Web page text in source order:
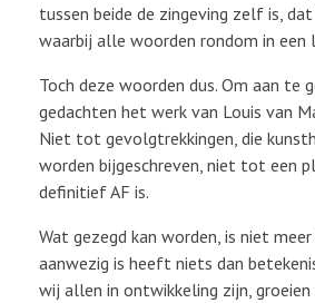
tussen beide de zingeving zelf is,
waarbij alle woorden rondom in een
Toch deze woorden dus. Om aan te
gedachten het werk van Louis van
Niet tot gevolgtrekkingen, die
worden bijgeschreven, niet tot een
definitief AF is.
Wat gezegd kan worden, is niet
aanwezig is heeft niets dan
wij allen in ontwikkeling zijn, groeien